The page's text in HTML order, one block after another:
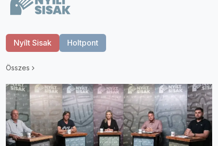
Nyílt Sisak Holtpont
Összes